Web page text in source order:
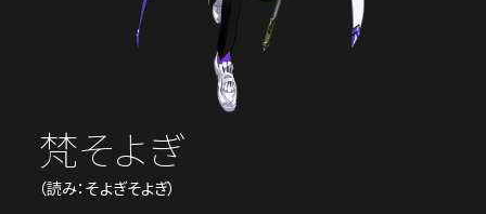
梵そよぎ
（読み：そよぎそよぎ）